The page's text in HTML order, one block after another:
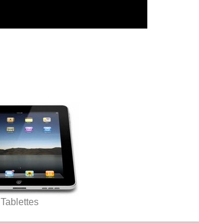
Tablettes